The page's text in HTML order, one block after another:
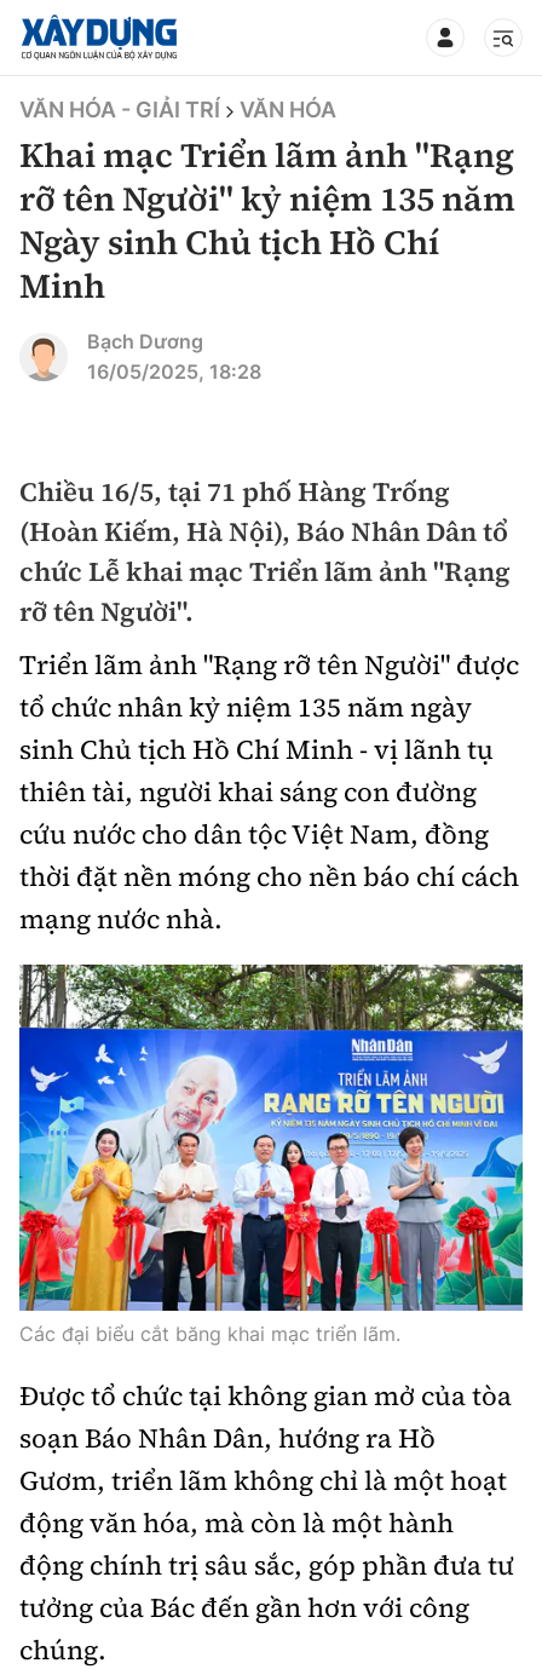
TIN BỘ XÂY DỰNG
CHUYÊN MỤC
Thời sự
Xã hội
Chuyện dọc đường
Cải chính
Chỉ đạo điều hành
Quy hoạch kiến trúc
Vật liệu xây dựng
Giám định chất lượng
Quản lý đô thị
Giao thông
Quản lý
Hàng không
Đường sắt
Đăng kiểm
Đường sắt tốc độ cao
Hàng hải
Đường sắt đô thị
Nhà thầu
Mời thầu - Đấu thầu
Thi viết về GTVT
Kinh tế
Thị trường
Tài chính
Chứng khoán
Bảo hiểm
Doanh nghiệp
Pháp luật
Thanh tra
An ninh hình sự
Điều tra
Hỏi - Đáp
An toàn giao thông
Giao thông 24h
ATGT địa phương
Văn hóa giao thông
Lái xe an toàn
Chung tay vì ATGT
Gương sáng giao thông
Chất lượng sống
Giáo dục
Y tế
Đời sống
Lao động - Công đoàn
Văn hóa - Giải Trí
Văn hóa
Showbiz
Điện ảnh
Âm nhạc
Thể thao
Bóng đá
Bình luận
Hậu trường sao
360 độ thể thao
Công nghệ
Công nghệ mới
Sản phẩm mới
Tư vấn
Thế giới
Thời sự Quốc tế
Hồ sơ tài liệu
Thế giới giao thông
Thế giới xây dựng
Đi ++
Du lịch
Khám phá
Lối sống
Ẩm thực
Video
Thời sự
Camera giao thông
Câu chuyện giao thông
Giải trí - Thể thao
Cơ quan chủ quản: Bộ Xây dựng
Giấy phép số: 03/GP-BVHTTDL, cấp ngày 1/4/2025.
Tòa soạn: Số 2 Nguyễn Công Hoan, phường Giảng Võ,
Hà Nội.
Tổng biên tập:
VĂN HÓA - GIẢI TRÍ VĂN HÓA
Khai mạc Triển lãm ảnh "Rạng
rỡ tên Người" kỷ niệm 135 năm
Ngày sinh Chủ tịch Hồ Chí
Minh
Bạch Dương
16/05/2025, 18:28
Chiều 16/5, tại 71 phố Hàng Trống
(Hoàn Kiếm, Hà Nội), Báo Nhân Dân tổ
chức Lễ khai mạc Triển lãm ảnh "Rạng
rỡ tên Người".
Triển lãm ảnh "Rạng rỡ tên Người" được
tổ chức nhân kỷ niệm 135 năm ngày
sinh Chủ tịch Hồ Chí Minh - vị lãnh tụ
thiên tài, người khai sáng con đường
cứu nước cho dân tộc Việt Nam, đồng
thời đặt nền móng cho nền báo chí cách
mạng nước nhà.
Các đại biểu cắt băng khai mạc triển lãm.
Được tổ chức tại không gian mở của tòa
soạn Báo Nhân Dân, hướng ra Hồ
Gươm, triển lãm không chỉ là một hoạt
động văn hóa, mà còn là một hành
động chính trị sâu sắc, góp phần đưa tư
tưởng của Bác đến gần hơn với công
chúng.